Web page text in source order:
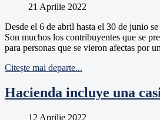
21 Aprilie 2022
Desde el 6 de abril hasta el 30 de junio
Son muchos los contribuyentes que se
para personas que se vieron afectas por
Citește mai departe...
Hacienda incluye una
12 Aprilie 2022